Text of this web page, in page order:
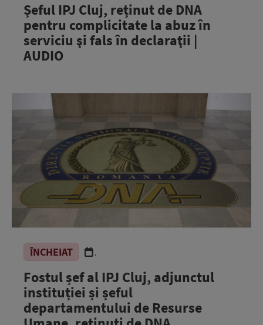
Șeful IPJ Cluj, reținut de DNA
pentru complicitate la abuz în
serviciu şi fals în declaraţii |
AUDIO
ÎNCHEIAT .
Fostul șef al IPJ Cluj, adjunctul
instituției și șeful
departamentului de Resurse